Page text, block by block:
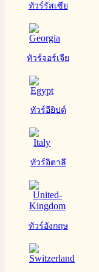
ทัวร์รัสเซีย
ทัวร์จอร์เจีย
ทัวร์อียิปต์
ทัวร์อิตาลี
ทัวร์อังกฤษ